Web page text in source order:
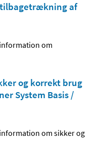
af
om
og korrekt brug
System Basis /
om sikker og